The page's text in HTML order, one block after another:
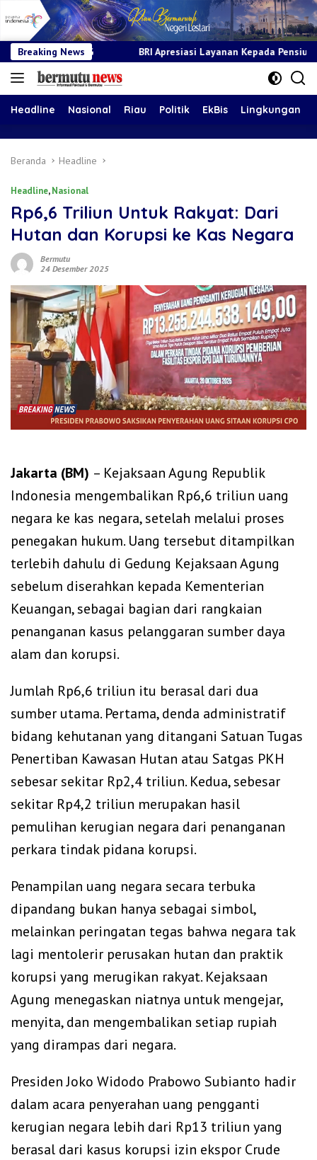
Breaking News
BRI Apresiasi Layanan Kepada Pensiunan Jadi Bukti
Headline Nasional Riau Politik EkBis Lingkungan
Beranda Headline
Headline,Nasional
Rp6,6 Triliun Untuk Rakyat: Dari
Hutan dan Korupsi ke Kas Negara
Bermutu
24 Desember 2025
Jakarta (BM) – Kejaksaan Agung Republik
Indonesia mengembalikan Rp6,6 triliun uang
negara ke kas negara, setelah melalui proses
penegakan hukum. Uang tersebut ditampilkan
terlebih dahulu di Gedung Kejaksaan Agung
sebelum diserahkan kepada Kementerian
Keuangan, sebagai bagian dari rangkaian
penanganan kasus pelanggaran sumber daya
alam dan korupsi.
Jumlah Rp6,6 triliun itu berasal dari dua
sumber utama. Pertama, denda administratif
bidang kehutanan yang ditangani Satuan Tugas
Penertiban Kawasan Hutan atau Satgas PKH
sebesar sekitar Rp2,4 triliun. Kedua, sebesar
sekitar Rp4,2 triliun merupakan hasil
pemulihan kerugian negara dari penanganan
perkara tindak pidana korupsi.
Penampilan uang negara secara terbuka
dipandang bukan hanya sebagai simbol,
melainkan peringatan tegas bahwa negara tak
lagi mentolerir perusakan hutan dan praktik
korupsi yang merugikan rakyat. Kejaksaan
Agung menegaskan niatnya untuk mengejar,
menyita, dan mengembalikan setiap rupiah
yang dirampas dari negara.
Presiden Joko Widodo Prabowo Subianto hadir
dalam acara penyerahan uang pengganti
kerugian negara lebih dari Rp13 triliun yang
berasal dari kasus korupsi izin ekspor Crude